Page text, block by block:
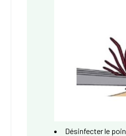
Désinfecter le